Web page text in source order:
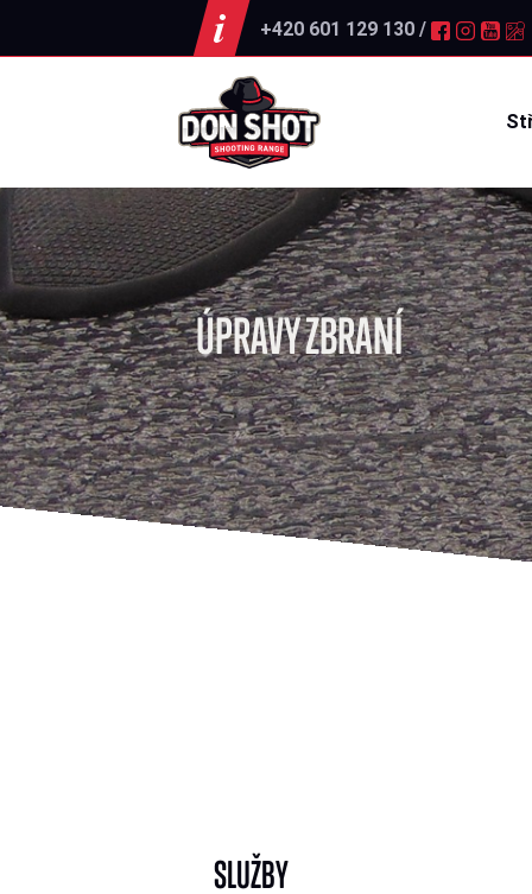
+420 601 129 130 /
ÚPRAVY ZBRANÍ
SLUŽBY